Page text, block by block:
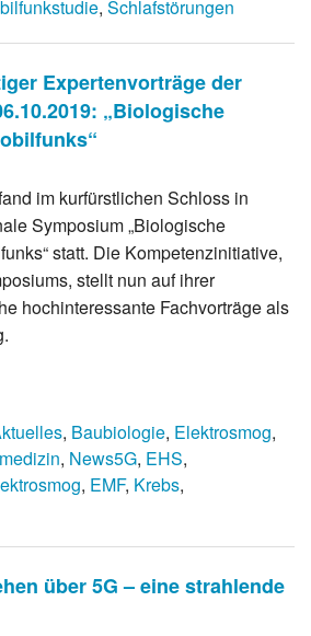
, Schlafstörungen
Expertenvorträge der
„Biologische
im kurfürstlichen Schloss in
Symposium „Biologische
statt. Die Kompetenzinitiative,
stellt nun auf ihrer
hochinteressante Fachvorträge als
, Baubiologie, Elektrosmog,
, News5G, EHS,
, EMF, Krebs,
über 5G – eine strahlende